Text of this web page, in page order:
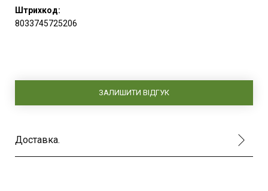
Штрихкод:
8033745725206
ЗАЛИШИТИ ВІДГУК
Доставка.